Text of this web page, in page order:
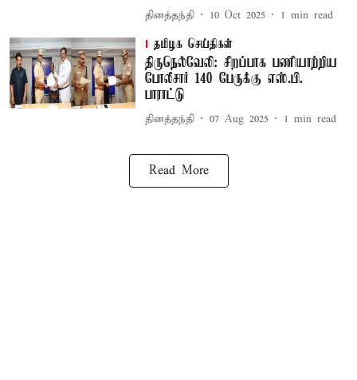
தினத்தந்தி 10 Oct 2025 1 min read
தமிழக செய்திகள்
திருநெல்வேலி: சிறப்பாக பணியாற்றிய
போலீசார் 140 பேருக்கு எஸ்.பி.
பாராட்டு
தினத்தந்தி 07 Aug 2025 1 min read
Read More